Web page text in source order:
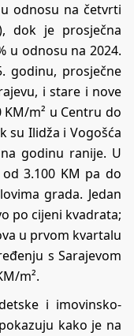
odnosu na četvrti
dok je prosječna
u odnosu na 2024.
godinu, prosječne
i stare i nove
m² u Centru do
su Ilidža i Vogošća
godinu ranije. U
3.100 KM pa do
grada. Jedan
po cijeni kvadrata;
u prvom kvartalu
s Sarajevom
m².
i imovinsko-
kako je na